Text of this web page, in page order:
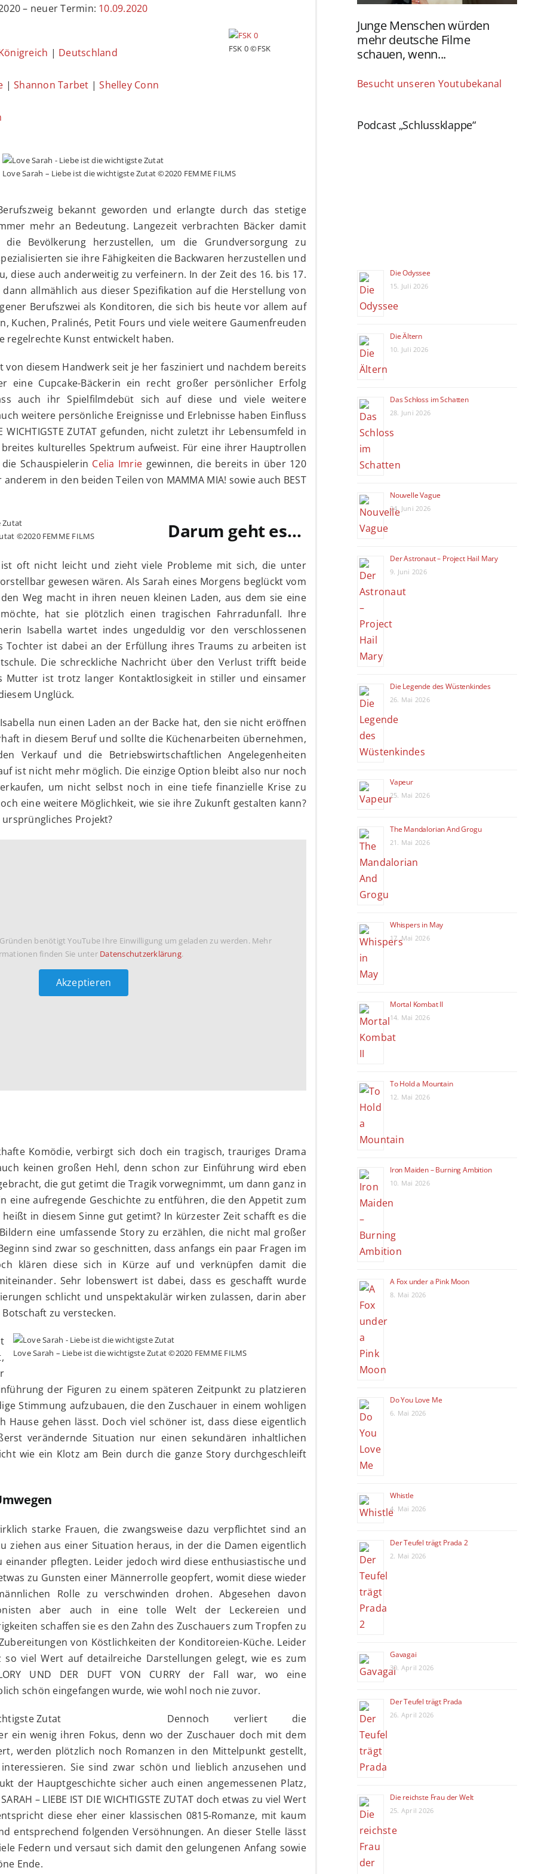
– neuer Termin: 10.09.2020
FSK 0 ©FSK
| Deutschland
|Shannon Tarbet |Shelley Conn
Love Sarah – Liebe ist die wichtigste Zutat ©2020 FEMME FILMS
bekannt geworden und erlangte durch das stetige
mehr an Bedeutung. Langezeit verbrachten Bäcker damit
Bevölkerung herzustellen, um die Grundversorgung zu
sie ihre Fähigkeiten die Backwaren herzustellen und
diese auch anderweitig zu verfeinern. In der Zeit des 16. bis 17.
allmählich aus dieser Spezifikation auf die Herstellung von
Berufszwei als Konditoren, die sich bis heute vor allem auf
Kuchen, Pralinés, Petit Fours und viele weitere Gaumenfreuden
regelrechte Kunst entwickelt haben.
von diesem Handwerk seit je her fasziniert und nachdem bereits
eine Cupcake-Bäckerin ein recht großer persönlicher Erfolg
auch ihr Spielfilmdebüt sich auf diese und viele weitere
weitere persönliche Ereignisse und Erlebnisse haben Einfluss
WICHTIGSTE ZUTAT gefunden, nicht zuletzt ihr Lebensumfeld in
kulturelles Spektrum aufweist. Für eine ihrer Hauptrollen
Schauspielerin Celia Imrie gewinnen, die bereits in über 120
in den beiden Teilen von MAMMA MIA! sowie auch BEST
©2020 FEMME FILMS Darum geht es…
ist oft nicht leicht und zieht viele Probleme mit sich, die unter
gewesen wären. Als Sarah eines Morgens beglückt vom
Weg macht in ihren neuen kleinen Laden, aus dem sie eine
hat sie plötzlich einen tragischen Fahrradunfall. Ihre
Isabella wartet indes ungeduldig vor den verschlossenen
Tochter ist dabei an der Erfüllung ihres Traums zu arbeiten ist
Die schreckliche Nachricht über den Verlust trifft beide
Mutter ist trotz langer Kontaktlosigkeit in stiller und einsamer
Unglück.
nun einen Laden an der Backe hat, den sie nicht eröffnen
in diesem Beruf und sollte die Küchenarbeiten übernehmen,
Verkauf und die Betriebswirtschaftlichen Angelegenheiten
ist nicht mehr möglich. Die einzige Option bleibt also nur noch
um nicht selbst noch in eine tiefe finanzielle Krise zu
eine weitere Möglichkeit, wie sie ihre Zukunft gestalten kann?
Projekt?
benötigt YouTube Ihre Einwilligung um geladen zu werden. Mehr
finden Sie unter Datenschutzerklärung.
Akzeptieren
Komödie, verbirgt sich doch ein tragisch, trauriges Drama
keinen großen Hehl, denn schon zur Einführung wird eben
die gut getimt die Tragik vorwegnimmt, um dann ganz in
eine aufregende Geschichte zu entführen, die den Appetit zum
in diesem Sinne gut getimt? In kürzester Zeit schafft es die
eine umfassende Story zu erzählen, die nicht mal großer
sind zwar so geschnitten, dass anfangs ein paar Fragen im
klären diese sich in Kürze auf und verknüpfen damit die
Sehr lobenswert ist dabei, dass es geschafft wurde
schlicht und unspektakulär wirken zulassen, darin aber
zu verstecken.
Love Sarah – Liebe ist die wichtigste Zutat ©2020 FEMME FILMS
der Figuren zu einem späteren Zeitpunkt zu platzieren
Stimmung aufzubauen, die den Zuschauer in einem wohligen
Hause gehen lässt. Doch viel schöner ist, dass diese eigentlich
verändernde Situation nur einen sekundären inhaltlichen
wie ein Klotz am Bein durch die ganze Story durchgeschleift
starke Frauen, die zwangsweise dazu verpflichtet sind an
ziehen aus einer Situation heraus, in der die Damen eigentlich
einander pflegten. Leider jedoch wird diese enthusiastische und
zu Gunsten einer Männerrolle geopfert, womit diese wieder
Rolle zu verschwinden drohen. Abgesehen davon
aber auch in eine tolle Welt der Leckereien und
schaffen sie es den Zahn des Zuschauers zum Tropfen zu
von Köstlichkeiten der Konditoreien-Küche. Leider
viel Wert auf detailreiche Darstellungen gelegt, wie es zum
UND DER DUFT VON CURRY der Fall war, wo eine
schön eingefangen wurde, wie wohl noch nie zuvor.
Dennoch verliert die
ein wenig ihren Fokus, denn wo der Zuschauer doch mit dem
werden plötzlich noch Romanzen in den Mittelpunkt gestellt,
Sie sind zwar schön und lieblich anzusehen und
der Hauptgeschichte sicher auch einen angemessenen Platz,
– LIEBE IST DIE WICHTIGSTE ZUTAT doch etwas zu viel Wert
diese eher einer klassischen 0815-Romanze, mit kaum
entsprechend folgenden Versöhnungen. An dieser Stelle lässt
Federn und versaut sich damit den gelungenen Anfang sowie
Ende.
Junge Menschen würden
mehr deutsche Filme
schauen, wenn...
Besucht unseren Youtubekanal
Podcast „Schlussklappe“
Die Odyssee
15. Juli 2026
Die Ältern
10. Juli 2026
Das Schloss im Schatten
28. Juni 2026
Nouvelle Vague
24. Juni 2026
Der Astronaut – Project Hail Mary
9. Juni 2026
Die Legende des Wüstenkindes
26. Mai 2026
Vapeur
25. Mai 2026
The Mandalorian And Grogu
21. Mai 2026
Whispers in May
17. Mai 2026
Mortal Kombat II
14. Mai 2026
To Hold a Mountain
12. Mai 2026
Iron Maiden – Burning Ambition
10. Mai 2026
A Fox under a Pink Moon
8. Mai 2026
Do You Love Me
6. Mai 2026
Whistle
4. Mai 2026
Der Teufel trägt Prada 2
2. Mai 2026
Gavagai
30. April 2026
Der Teufel trägt Prada
26. April 2026
Die reichste Frau der Welt
25. April 2026